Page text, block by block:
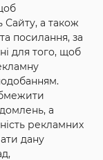
Сайту, а також
посилання, за
для того, щоб
а
рекламних
дану